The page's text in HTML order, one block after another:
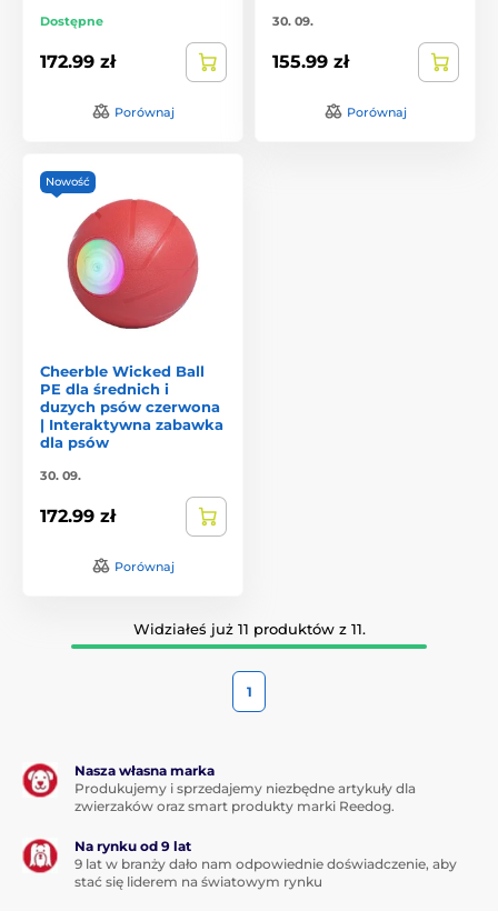
Dostępne
172.99 zł
Porównaj
30. 09.
155.99 zł
Porównaj
Nowość
Cheerble Wicked Ball
PE dla średnich i
duzych psów czerwona
| Interaktywna zabawka
dla psów
30. 09.
172.99 zł
Porównaj
Widziałeś już 11 produktów z 11.
1
Nasza własna marka
Produkujemy i sprzedajemy niezbędne artykuły dla
zwierzaków oraz smart produkty marki Reedog.
Na rynku od 9 lat
9 lat w branży dało nam odpowiednie doświadczenie, aby
stać się liderem na światowym rynku